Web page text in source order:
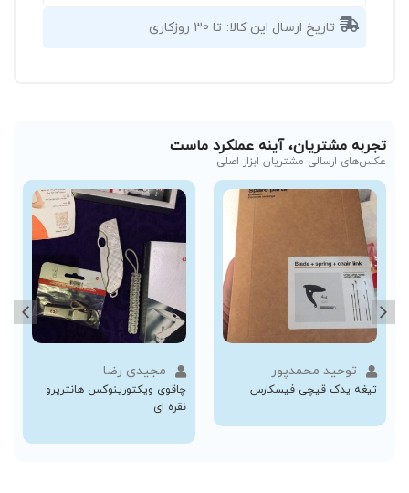
تاریخ ارسال این کالا: تا 30 روزکاری
تجربه مشتریان، آینه عملکرد ماست
عکس‌های ارسالی مشتریان ابزار اصلی
توحید محمدپور
تیغه یدک قیچی فیسکارس
مجیدی رضا
چاقوی ویکتورینوکس هانترپرو
نقره ای